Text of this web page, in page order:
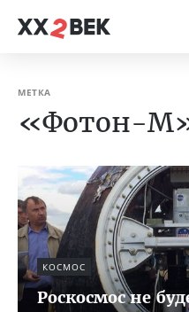
МЕТКА
«Фотон-
КОСМОС
Роскосмос не